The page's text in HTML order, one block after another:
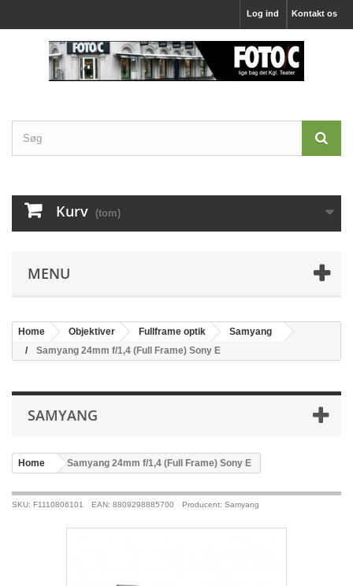
Kontakt os
Log ind
Kurv (tom)
MENU
Home Objektiver Fullframe optik
Samyang
Samyang 24mm f/1,4 (Full Frame) Sony E
SAMYANG
Home >Samyang 24mm f/1,4 (Full Frame) Sony E
SKU: F1110806101 EAN: 8809298885700 Producent: Samyang